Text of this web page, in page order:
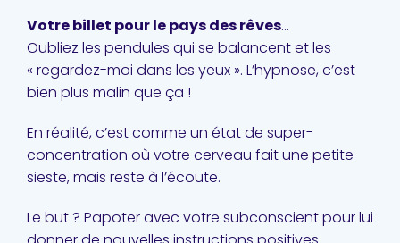
Votre billet pour le pays des rêves…
Oubliez les pendules qui se balancent et les
« regardez-moi dans les yeux ». L’hypnose, c’est
bien plus malin que ça !
En réalité, c’est comme un état de super-
concentration où votre cerveau fait une petite
sieste, mais reste à l’écoute.
Le but ? Papoter avec votre subconscient pour lui